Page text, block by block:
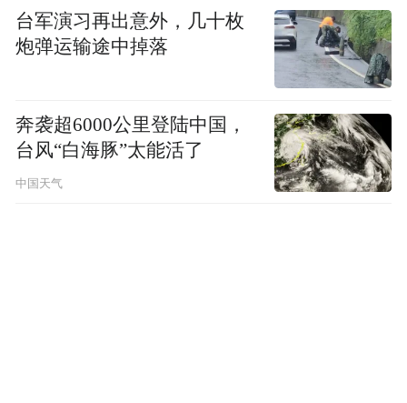
台军演习再出意外，几十枚
炮弹运输途中掉落
奔袭超6000公里登陆中国，
台风“白海豚”太能活了
中国天气